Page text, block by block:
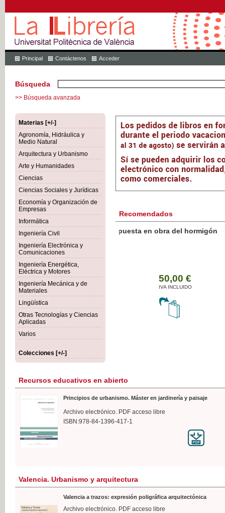
Principal Contáctenos Acceder
Búsqueda
>> Búsqueda avanzada
Materias [+/-]
Agronomía, Hidráulica y
Medio Natural
Arquitectura y Urbanismo
Arte y Humanidades
Ciencias
Ciencias Sociales y Jurídicas
Economía y Organización de
Empresas
Informática
Ingeniería Civil
Ingeniería Electrónica y
Comunicaciones
Ingeniería Energética,
Eléctrica y Motores
Ingeniería Mecánica y de
Materiales
Lingüística
Otras Tecnologías y Ciencias
Aplicadas
Varios
Colecciones [+/-]
Recomendados
Botánica Agroalimentaria
Recursos educativos en abierto
Principios de urbanismo. Máster en jardinería y paisaje
Archivo electrónico. PDF acceso libre
ISBN:978-84-1396-417-1
Valencia. Urbanismo y arquitectura
Valencia a trazos: expresión poligráfica arquitectónica
Archivo electrónico. PDF acceso libre